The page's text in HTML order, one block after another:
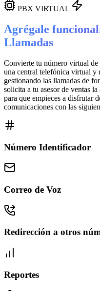
PBX VIRTUAL
Agrégale
Llamadas
Convierte tu número virtual de
una central telefónica virtual y
gestionando las llamadas de
solicita a tu asesor de ventas
para que empieces a disfrutar
comunicaciones con las
Número Identificador
Correo de Voz
Redirección a otros
Reportes